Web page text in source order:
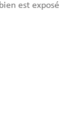
est exposé